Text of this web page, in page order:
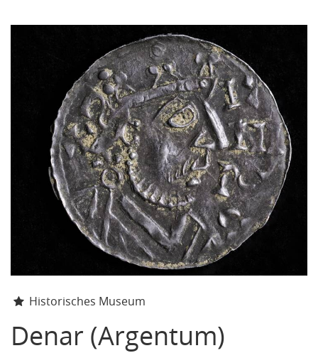
Historisches Museum
Denar (Argentum)